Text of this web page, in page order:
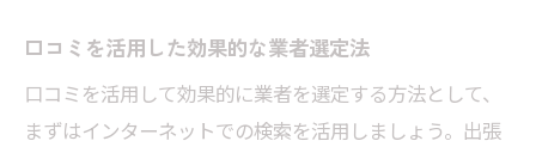
出張買取を利用する際に注意すべき点
出張買取で得られるメリットとその理由
埼玉県での出張買取体験談とその活用法
口コミを活用した効果的な業者選定法
口コミを活用して効果的に業者を選定する方法として、
まずはインターネットでの検索を活用しましょう。出張